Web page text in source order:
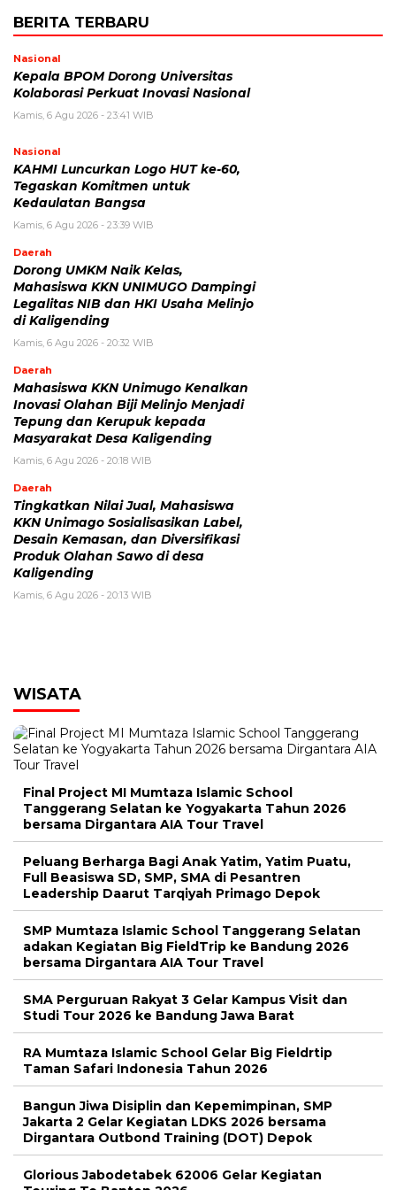
BERITA TERBARU
Nasional
Kepala BPOM Dorong Universitas
Kolaborasi Perkuat Inovasi Nasional
Kamis, 6 Agu 2026 - 23:41 WIB
Nasional
KAHMI Luncurkan Logo HUT ke-60,
Tegaskan Komitmen untuk
Kedaulatan Bangsa
Kamis, 6 Agu 2026 - 23:39 WIB
Daerah
Dorong UMKM Naik Kelas,
Mahasiswa KKN UNIMUGO Dampingi
Legalitas NIB dan HKI Usaha Melinjo
di Kaligending
Kamis, 6 Agu 2026 - 20:32 WIB
Daerah
Mahasiswa KKN Unimugo Kenalkan
Inovasi Olahan Biji Melinjo Menjadi
Tepung dan Kerupuk kepada
Masyarakat Desa Kaligending
Kamis, 6 Agu 2026 - 20:18 WIB
Daerah
Tingkatkan Nilai Jual, Mahasiswa
KKN Unimago Sosialisasikan Label,
Desain Kemasan, dan Diversifikasi
Produk Olahan Sawo di desa
Kaligending
Kamis, 6 Agu 2026 - 20:13 WIB
WISATA
Final Project MI Mumtaza Islamic School
Tanggerang Selatan ke Yogyakarta Tahun 2026
bersama Dirgantara AIA Tour Travel
Peluang Berharga Bagi Anak Yatim, Yatim Puatu,
Full Beasiswa SD, SMP, SMA di Pesantren
Leadership Daarut Tarqiyah Primago Depok
SMP Mumtaza Islamic School Tanggerang Selatan
adakan Kegiatan Big FieldTrip ke Bandung 2026
bersama Dirgantara AIA Tour Travel
SMA Perguruan Rakyat 3 Gelar Kampus Visit dan
Studi Tour 2026 ke Bandung Jawa Barat
RA Mumtaza Islamic School Gelar Big Fieldrtip
Taman Safari Indonesia Tahun 2026
Bangun Jiwa Disiplin dan Kepemimpinan, SMP
Jakarta 2 Gelar Kegiatan LDKS 2026 bersama
Dirgantara Outbond Training (DOT) Depok
Glorious Jabodetabek 62006 Gelar Kegiatan